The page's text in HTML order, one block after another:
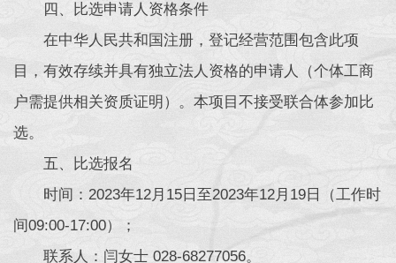
四、比选申请人资格条件
在中华人民共和国注册，登记经营范围包含此项
目，有效存续并具有独立法人资格的申请人（个体工商
户需提供相关资质证明）。本项目不接受联合体参加比
选。
五、比选报名
时间：2023年12月15日至2023年12月19日（工作时
间09:00-17:00）；
联系人：闫女士 028-68277056。